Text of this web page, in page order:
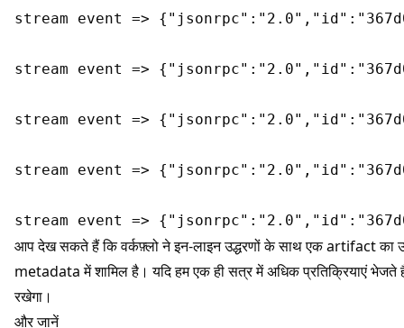
stream event =>
stream event =>
stream event =>
stream event =>
आप देख सकते हैं कि वर्कफ़्लो ने इन-लाइन उद्धरणों के साथ एक artifact का
metadata में शामिल है। यदि हम एक ही सत्र में अधिक प्रतिक्रियाएं भेजते
रखेगा।
और जानें